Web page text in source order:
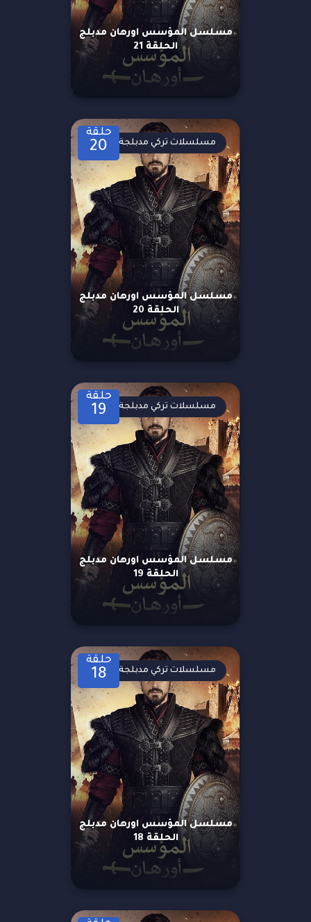
مسلسل المؤسس اورهان مدبلج
الحلقة 21
حلقة
20
مسلسل المؤسس اورهان مدبلج
الحلقة 20
مسلسلات تركي مدبلجة
حلقة
19
مسلسل المؤسس اورهان مدبلج
الحلقة 19
مسلسلات تركي مدبلجة
حلقة
18
مسلسل المؤسس اورهان مدبلج
الحلقة 18
مسلسلات تركي مدبلجة